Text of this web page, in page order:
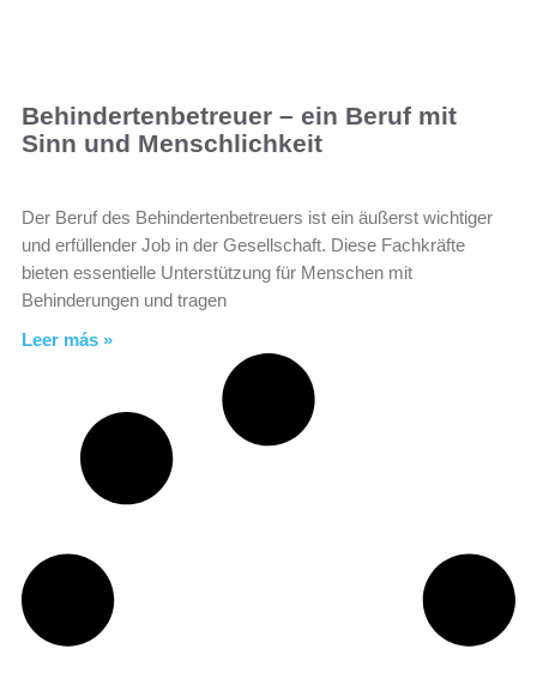
Behindertenbetreuer – ein Beruf mit
Sinn und Menschlichkeit
Der Beruf des Behindertenbetreuers ist ein äußerst wichtiger
und erfüllender Job in der Gesellschaft. Diese Fachkräfte
bieten essentielle Unterstützung für Menschen mit
Behinderungen und tragen
Leer más »